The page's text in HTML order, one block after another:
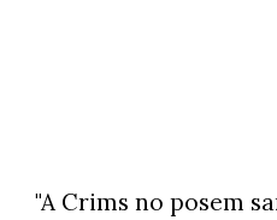
"A Crims no posem